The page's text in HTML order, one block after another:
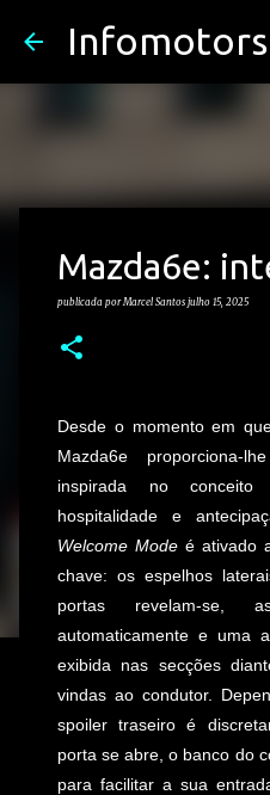
Infomotors
Mazda6e:
publicada porMarcel Santos julho 15, 2025
Desde o momento em
Mazda6e proporciona-
inspirada no conceito
hospitalidade e
Welcome Modeé ativado
chave: os espelhos
portas revelam-se,
automaticamente e uma
exibida nas secções
vindas ao condutor.
spoiler traseiro é
porta se abre, o banco do
para facilitar a sua